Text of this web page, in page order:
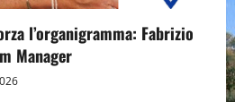
l’organigramma: Fabrizio
Manager